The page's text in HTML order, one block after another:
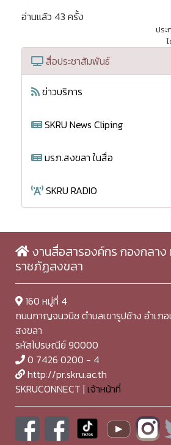
อ่านแล้ว 43 ครั้ง
ประ
สื่อประชาสัมพันธ์
ข่าวบริการ
SKRU News Cliping
มรภ.สงขลา ในสื่อ
SKRU RADIO
งานสื่อสารองค์กร กองกลาง
ราชภัฏสงขลา
160 หมู่ที่ 4
ถนนกาญจนวนิช ตำบลเขารูปช้าง อำเภ
สงขลา
รหัสไปรษณีย์ 90000
0 7426 0200 - 4
http://pr.skru.ac.th
SKRUCONNECT | เจ้าหน้าที่